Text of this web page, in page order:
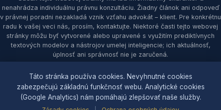
nenahrádza individuálnu právnu konzultáciu. Žiadny článok ani odpoveď
v právnej poradni nezakladá vznik vzťahu advokát – klient. Pre konkrétnu
radu k vašej veci nás, prosím, kontaktujte. Niektoré časti tejto webovej
stránky môžu byť vytvorené alebo upravené s využitím prediktívnych
textových modelov a nástrojov umelej inteligencie; ich aktuálnosť,
úplnosť ani správnosť nie je zaručená.
© 2026 Samec & partners, s. r. o. Všetky práva vyhradené.
Ochrana osobných údajov | Zásady cookies |
Nastavenia
cookies
| Sitemap
Táto stránka používa cookies. Nevyhnutné cookies
zabezpečujú základnú funkčnosť webu. Analytické cookies
(Google Analytics) nám pomáhajú zlepšovať naše služby.